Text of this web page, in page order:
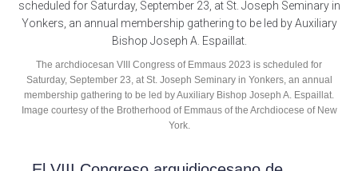
The archdiocesan VIII Congress of Emmaus 2023 is scheduled for
Saturday, September 23, at St. Joseph Seminary in Yonkers, an annual
membership gathering to be led by Auxiliary Bishop Joseph A. Espaillat.
Image courtesy of the Brotherhood of Emmaus of the Archdiocese of New
York.